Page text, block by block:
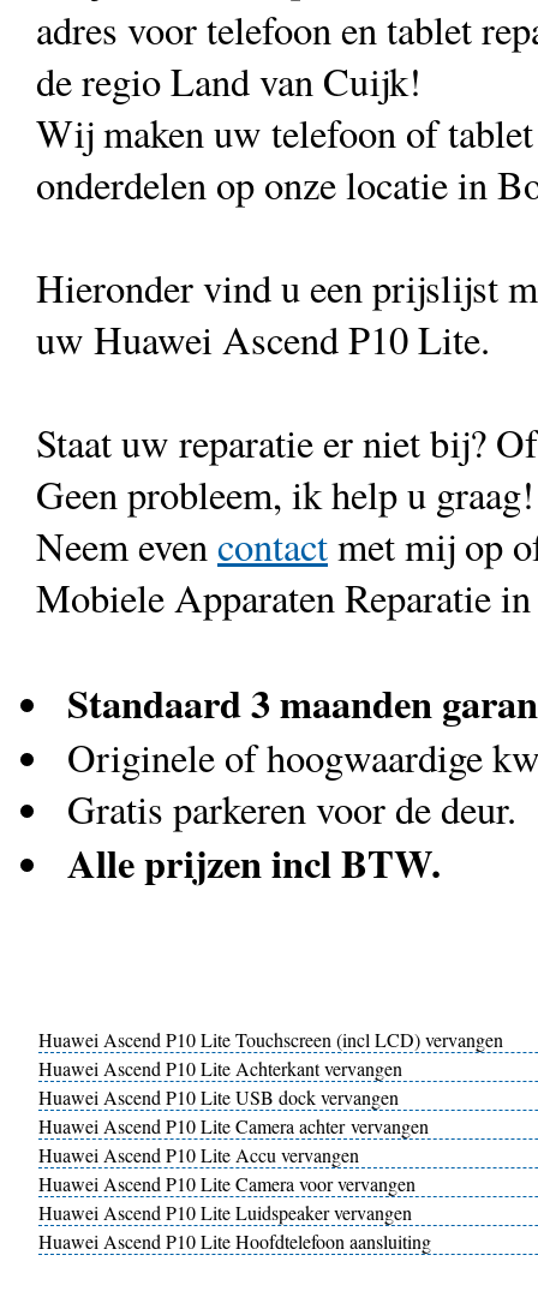
adres voor telefoon en tablet
de regio Land van Cuijk!
Wij maken uw telefoon of
onderdelen op onze locatie in
Hieronder vind u een prijslijst
uw Huawei Ascend P10 Lite.
Staat uw reparatie er niet bij?
Geen probleem, ik help u graag!
Neem evencontactmet mij op
Mobiele Apparaten Reparatie
Standaard 3 maanden
Originele of hoogwaardige
Gratis parkeren voor de deur.
Alle prijzen incl BTW.
Huawei Ascend P10 Lite Touchscreen (incl LCD) vervangen
Huawei Ascend P10 Lite Achterkant vervangen
Huawei Ascend P10 Lite USB dock vervangen
Huawei Ascend P10 Lite Camera achter vervangen
Huawei Ascend P10 Lite Accu vervangen
Huawei Ascend P10 Lite Camera voor vervangen
Huawei Ascend P10 Lite Luidspeaker vervangen
Huawei Ascend P10 Lite Hoofdtelefoon aansluiting